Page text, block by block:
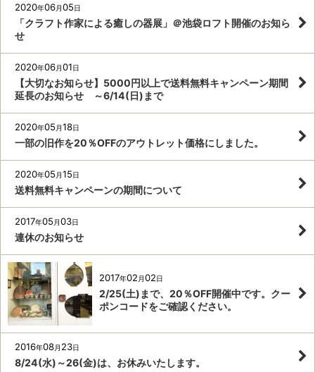
2020年06月05日
「クラフト作家による癒しの器展」＠池袋ロフト開催のお知ら
せ
2020年06月01日
【大切なお知らせ】5000円以上で送料無料キャンペーン期間
延長のお知らせ ～6/14(日)まで
2020年05 月18日
一部の旧作を20％OFFのアウトレット価格にしました。
2020年05 月15日
送料無料キャンペーンの期間について
2017年05 月03日
連休のお知らせ
2017年02 月02日
2/25(土)まで、20％OFF開催中です。クー
ポンコードをご確認ください。
2016年08月 23日
8/24(水)～26(金)は、お休みいたします。